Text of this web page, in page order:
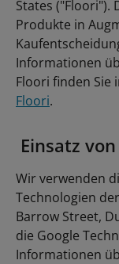
States ("Floori").
Produkte in
Informationen
Floori finden Sie
Floori.
Einsatz
Wir verwenden
Technologien
Barrow Street,
die Google
Informationen